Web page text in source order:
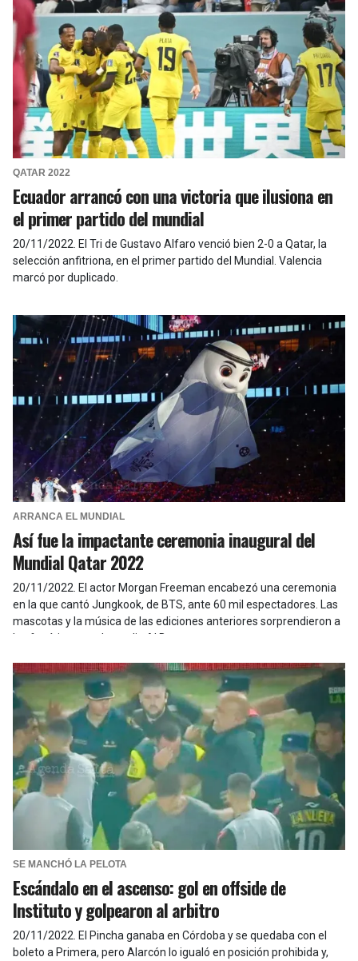
QATAR 2022
Ecuador arrancó con una victoria que ilusiona en
el primer partido del mundial
20/11/2022 El Tri de Gustavo Alfaro venció bien 2-0 a Qatar, la
selección anfitriona, en el primer partido del Mundial. Valencia
marcó por duplicado.
ARRANCA EL MUNDIAL
Así fue la impactante ceremonia inaugural del
Mundial Qatar 2022
20/11/2022 El actor Morgan Freeman encabezó una ceremonia
en la que cantó Jungkook, de BTS, ante 60 mil espectadores. Las
mascotas y la música de las ediciones anteriores sorprendieron a
los fanáticos en el estadio Al Bayt
SE MANCHÓ LA PELOTA
Escándalo en el ascenso: gol en offside de
Instituto y golpearon al arbitro
20/11/2022 El Pincha ganaba en Córdoba y se quedaba con el
boleto a Primera, pero Alarcón lo igualó en posición prohibida y,